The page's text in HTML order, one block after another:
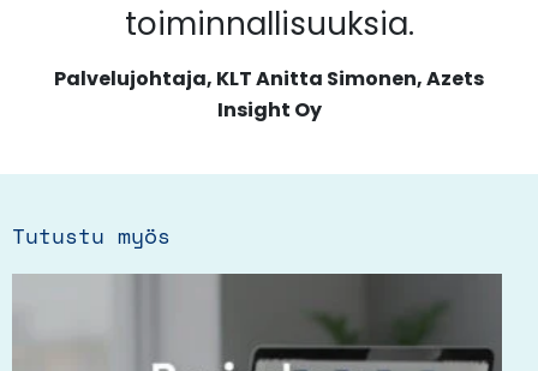
toiminnallisuuksia.
Palvelujohtaja, KLT Anitta Simonen, Azets
Insight Oy
Tutustu myös